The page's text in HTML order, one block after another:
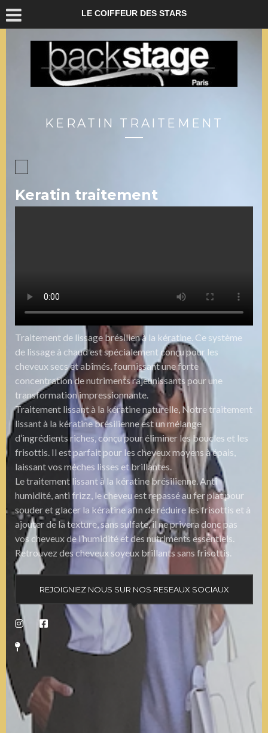
LE COIFFEUR DES STARS
KERATIN TRAITEMENT
Keratin traitement
Traitement de lissage brésilien à la kératine. Ce système
de lissage à chaud est spécialement conçu pour les
cheveux secs et abîmés, fournissant une forte
concentration de nutriments rajeunissants pour une
transformation impressionnante.
Traitement lissant à la kératine naturelle, Notre traitement
lissant à la kératine brésilienne est un mélange
d’ingrédients riches, conçu pour éliminer les boucles et les
frisottis. Il est parfait pour les cheveux moyens à épais,
laissant vos mèches lisses et brillantes.
Le traitement lissant à la kératine brésilienne. Anti
humidité, anti frizz, le cheveu est repassé au fer plat pour
souder et glacer la kératine afin de réduire les frisottis et à
ajouter de la texture, sans sulfate, il ne privera donc pas
vos cheveux de l’humidité et des nutriments essentiels.
Retrouvez des cheveux soyeux brillants sans frisottis.
REJOIGNIEZ NOUS SUR NOS RESEAUX SOCIAUX